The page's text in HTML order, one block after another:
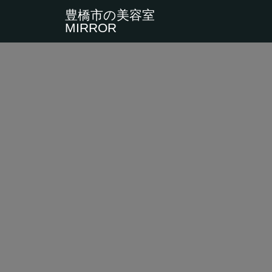
豊橋市の美容室
MIRROR